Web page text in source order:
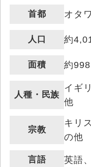
首都 オタワ
人口 約
面積 約
人種・民族
イギ
他
宗教
キリ
の他
言語 英語